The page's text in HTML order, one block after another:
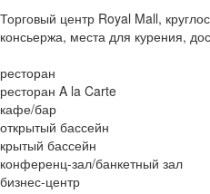
Торговый центр Royal Mall,
консьержа, места для курения,
ресторан
ресторан A la Carte
кафе/бар
открытый бассейн
крытый бассейн
конференц-зал/банкетный зал
бизнес-центр